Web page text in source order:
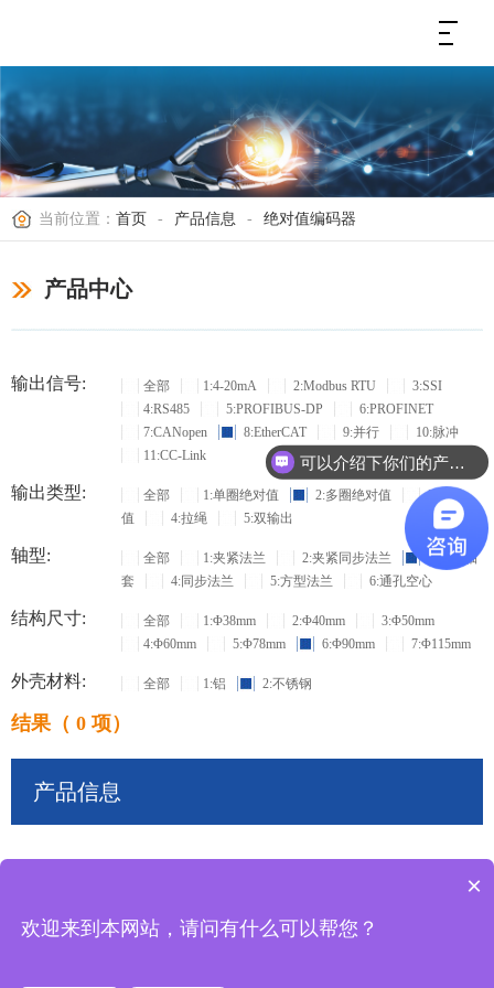
当前位置： 首页 - 产品信息 - 绝对值编码器
产品中心
输出信号: 全部 1:4-20mA 2:Modbus RTU
3:SSI
4:RS485
5:PROFIBUS-DP
6:PROFINET
7:CANopen
8:EtherCAT 9:并行
10:脉冲
11:CC-Link
输出类型: 全部 1:单圈绝对值 2:多圈绝对值
3:增量
值
4:拉绳 5:双输出
轴型: 全部 1:夹紧法兰 2:夹紧同步法兰
3:盲孔轴
套
4:同步法兰 5:方型法兰 6:通孔空心
结构尺寸: 全部 1:Φ38mm 2:Φ40mm
3:Φ50mm
4:Φ60mm
5:Φ78mm 6:Φ90mm 7:Φ115mm
外壳材料: 全部 1:铝 2:不锈钢
结果（ 0 项）
产品信息
可以介绍下你们的产品么？
×
欢迎来到本网站，请问有什么可以帮您？